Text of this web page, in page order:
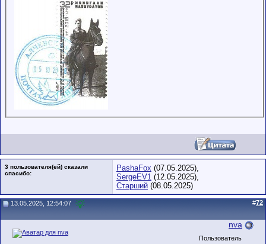
3 пользователя(ей) сказали
cпасибо:
PashaFox (07.05.2025),
SergeEV1 (12.05.2025),
Старший (08.05.2025)
13.05.2025, 12:54:07 #72
nva
Пользователь